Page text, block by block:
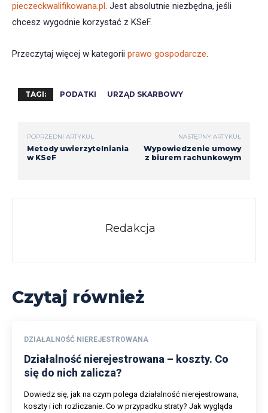
pieczeckwalifikowana.pl . Jest absolutnie niezbędna, jeśli
chcesz wygodnie korzystać z KSeF.
Przeczytaj więcej w kategorii prawo gospodarcze.
TAGI: PODATKI URZĄD SKARBOWY
POPRZEDNI ARTYKUŁ
Metody uwierzytelniania
w KSeF
NASTĘPNY ARTYKUŁ
Wypowiedzenie umowy
z biurem rachunkowym
Redakcja
Czytaj również
DZIAŁALNOŚĆ NIEREJESTROWANA
Działalność nierejestrowana – koszty. Co
się do nich zalicza?
Dowiedz się, jak na czym polega działalność nierejestrowana,
koszty i ich rozliczanie. Co w przypadku straty? Jak wygląda